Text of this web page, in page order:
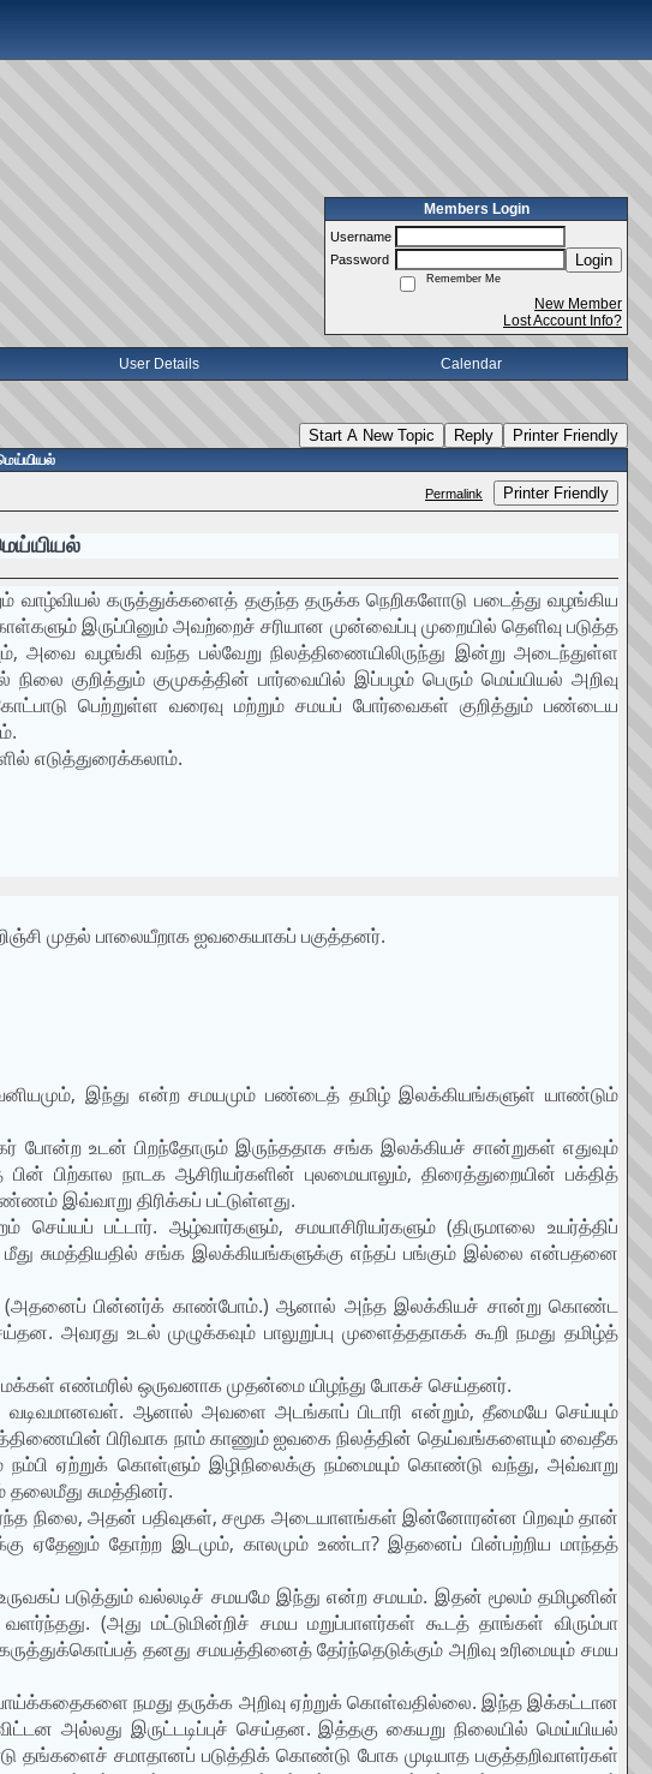
Members Login
Username
Password
Login
Remember Me
New Member
Lost Account Info?
User Details Calendar
Start A New Topic Reply Printer Friendly
Permalink Printer Friendly
வாழ்வியல் கருத்துக்களைத் தகுந்த தருக்க நெறிகளோடு படைத்து வழங்கிய
இருப்பினும் அவற்றைச் சரியான முன்வைப்பு முறையில் தெளிவு படுத்த
அவை வழங்கி வந்த பல்வேறு நிலத்திணையிலிருந்து இன்று அடைந்துள்ள
குறித்தும் குமுகத்தின் பார்வையில் இப்பழம் பெரும் மெய்யியல் அறிவு
பெற்றுள்ள வரைவு மற்றும் சமயப் போர்வைகள் குறித்தும் பண்டைய
எடுத்துரைக்கலாம்.
முதல் பாலையீறாக ஐவகையாகப் பகுத்தனர்.
இந்து என்ற சமயமும் பண்டைத் தமிழ் இலக்கியங்களுள் யாண்டும்
போன்ற உடன் பிறந்தோரும் இருந்ததாக சங்க இலக்கியச் சான்றுகள் எதுவும்
பிற்கால நாடக ஆசிரியர்களின் புலமையாலும், திரைத்துறையின் பக்தித்
இவ்வாறு திரிக்கப் பட்டுள்ளது.
பட்டார். ஆழ்வார்களும், சமயாசிரியர்களும் (திருமாலை உயர்த்திப்
சுமத்தியதில் சங்க இலக்கியங்களுக்கு எந்தப் பங்கும் இல்லை என்பதனை
(அதனைப் பின்னர்க் காண்போம்.) ஆனால் அந்த இலக்கியச் சான்று கொண்ட
அவரது உடல் முழுக்கவும் பாலுறுப்பு முளைத்ததாகக் கூறி நமது தமிழ்த்
எண்மரில் ஒருவனாக முதன்மை யிழந்து போகச் செய்தனர்.
ஆனால் அவளை அடங்காப் பிடாரி என்றும், தீமையே செய்யும்
பிரிவாக நாம் காணும் ஐவகை நிலத்தின் தெய்வங்களையும் வைதீக
நம்பி ஏற்றுக் கொள்ளும் இழிநிலைக்கு நம்மையும் கொண்டு வந்து, அவ்வாறு
சுமத்தினர்.
நிலை, அதன் பதிவுகள், சமூக அடையாளங்கள் இன்னோரன்ன பிறவும் தான்
ஏதேனும் தோற்ற இடமும், காலமும் உண்டா? இதனைப் பின்பற்றிய மாந்தத்
படுத்தும் வல்லடிச் சமயமே இந்து என்ற சமயம். இதன் மூலம் தமிழனின்
(அது மட்டுமின்றிச் சமய மறுப்பாளர்கள் கூடத் தாங்கள் விரும்பா
தனது சமயத்தினைத் தேர்ந்தெடுக்கும் அறிவு உரிமையும் சமய
நமது தருக்க அறிவு ஏற்றுக் கொள்வதில்லை. இந்த இக்கட்டான
அல்லது இருட்டடிப்புச் செய்தன. இத்தகு கையறு நிலையில் மெய்யியல்
சமாதானப் படுத்திக் கொண்டு போக முடியாத பகுத்தறிவாளர்கள்